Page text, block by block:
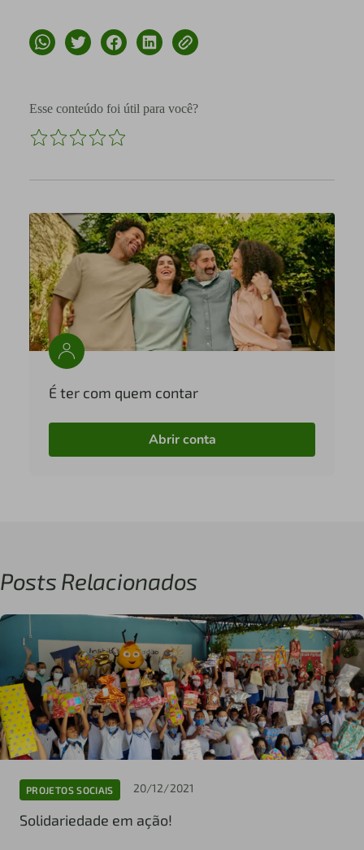
Esse conteúdo foi útil para você?
É ter com quem contar
Abrir conta
Posts Relacionados
PROJETOS SOCIAIS 20/12/2021
Solidariedade em ação!